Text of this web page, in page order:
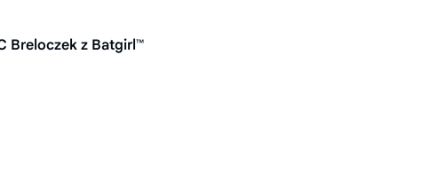
Breloczek z Batgirl™